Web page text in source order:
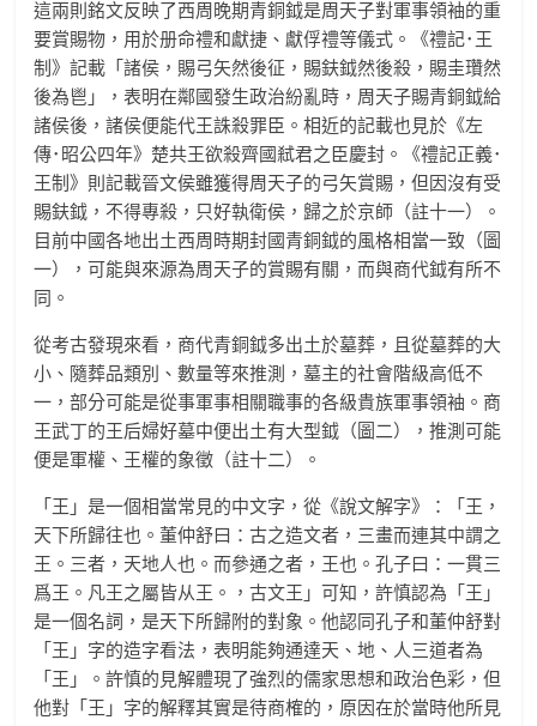
這兩則銘文反映了西周晚期青銅鉞是周天子對軍事領袖的重
要賞賜物，用於册命禮和獻捷、獻俘禮等儀式。《禮記･王
制》記載「諸侯，賜弓矢然後征，賜鈇鉞然後殺，賜圭瓚然
後為鬯」，表明在鄰國發生政治紛亂時，周天子賜青銅鉞給
諸侯後，諸侯便能代王誅殺罪臣。相近的記載也見於《左
傳･昭公四年》楚共王欲殺齊國弒君之臣慶封。《禮記正義･
王制》則記載晉文侯雖獲得周天子的弓矢賞賜，但因沒有受
賜鈇鉞，不得專殺，只好執衛侯，歸之於京師（註十一）。
目前中國各地出土西周時期封國青銅鉞的風格相當一致（圖
一），可能與來源為周天子的賞賜有關，而與商代鉞有所不
同。
從考古發現來看，商代青銅鉞多出土於墓葬，且從墓葬的大
小、隨葬品類別、數量等來推測，墓主的社會階級高低不
一，部分可能是從事軍事相關職事的各級貴族軍事領袖。商
王武丁的王后婦好墓中便出土有大型鉞（圖二），推測可能
便是軍權、王權的象徵（註十二）。
「王」是一個相當常見的中文字，從《說文解字》：「王，
天下所歸往也。董仲舒曰：古之造文者，三畫而連其中謂之
王。三者，天地人也。而參通之者，王也。孔子曰：一貫三
爲王。凡王之屬皆从王。，古文王」可知，許慎認為「王」
是一個名詞，是天下所歸附的對象。他認同孔子和董仲舒對
「王」字的造字看法，表明能夠通達天、地、人三道者為
「王」。許慎的見解體現了強烈的儒家思想和政治色彩，但
他對「王」字的解釋其實是待商榷的，原因在於當時他所見